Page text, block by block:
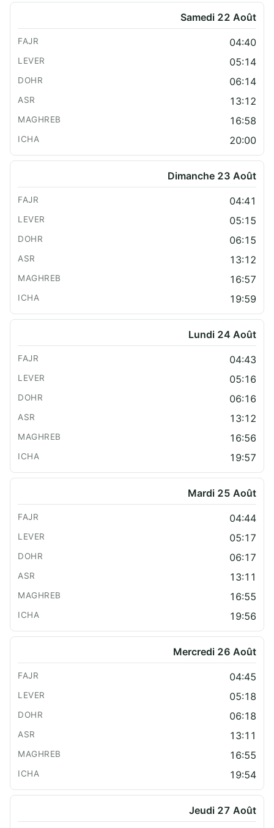
Samedi 22 Août
04:40
05:14
06:14
13:12
16:58
20:00
Dimanche 23 Août
04:41
05:15
06:15
13:12
16:57
19:59
Lundi 24 Août
04:43
05:16
06:16
13:12
16:56
19:57
Mardi 25 Août
04:44
05:17
06:17
13:11
16:55
19:56
Mercredi 26 Août
04:45
05:18
06:18
13:11
16:55
19:54
Jeudi 27 Août